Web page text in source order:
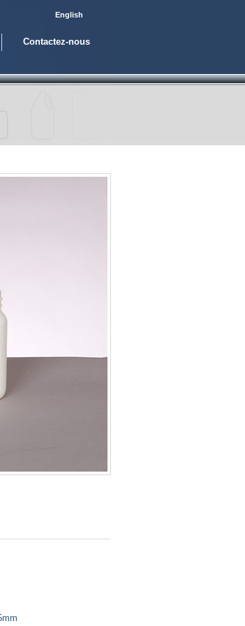
Contactez-nous
English